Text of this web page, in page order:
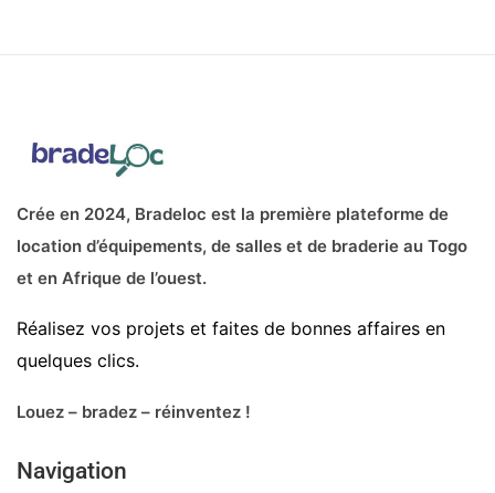
Crée en 2024, Bradeloc est la première plateforme de
location d’équipements, de salles et de braderie au Togo
et en Afrique de l’ouest.
Réalisez vos projets et faites de bonnes affaires en
quelques clics.
Louez – bradez – réinventez !
Navigation